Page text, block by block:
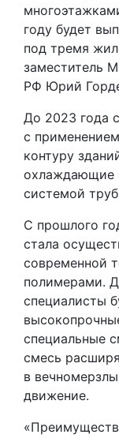
году будет
под тремя
заместитель
РФ Юрий
До 2023 года
с
контуру
охлаждающие
системой
С прошлого
стала
современной
полимерами.
специалисты
специальные
смесь
в
движение.